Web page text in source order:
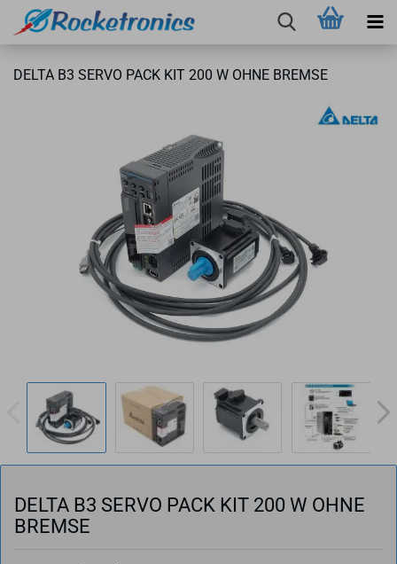
DELTA B3 SERVO PACK KIT 200 W OHNE BREM­SE
DELTA B3 SERVO PACK KIT 200 W OHNE
BREM­SE